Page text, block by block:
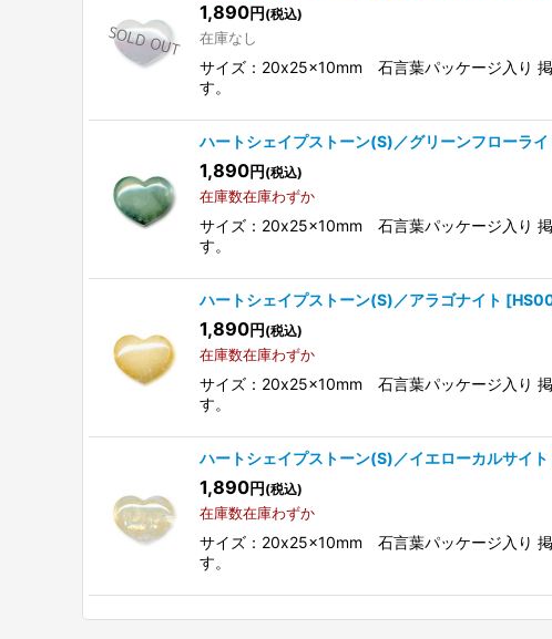
1,890円 (税込)
在庫なし
サイズ：20x25x10mm 石言葉パッケージ入り 掲
す。
ハートシェイプストーン(S)／グリーンフローライ
1,890円 (税込)
在庫数在庫わずか
サイズ：20x25x10mm 石言葉パッケージ入り 掲
す。
ハートシェイプストーン(S)／アラゴナイト [
1,890円 (税込)
在庫数在庫わずか
サイズ：20x25x10mm 石言葉パッケージ入り 掲
す。
ハートシェイプストーン(S)／イエローカルサイト
1,890円 (税込)
在庫数在庫わずか
サイズ：20x25x10mm 石言葉パッケージ入り 掲
す。